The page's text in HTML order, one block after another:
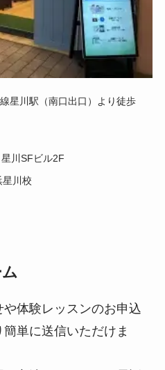
星川駅（南口出口）より徒歩
川SFビル2F
星川校
体験レッスンのお申込
単に送信いただけま